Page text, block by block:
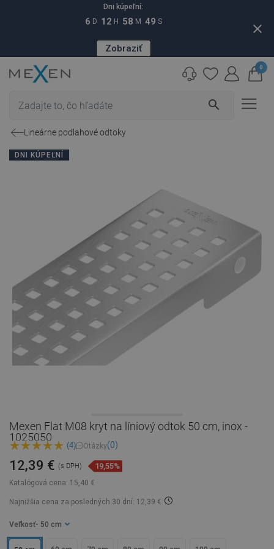
Dni kúpeľní:
6 D 12 H 58 M 48 S
Zobraziť
close
search
0
Lineárne podlahové odtoky
DNI KÚPEĽNÍ
Mexen Flat M08 kryt na líniový odtok 50 cm, inox -
1025050
(4) Otázky(0)
Katalógová cena: 15,40 €
12,39 € (s DPH) 19,55%
Najnižšia cena za posledných 30 dní: 12,39 €
Veľkosť - 50 cm